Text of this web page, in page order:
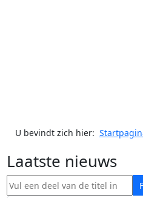
U bevindt zich hier:
Laatste nieuws
Vul een deel van de titel in